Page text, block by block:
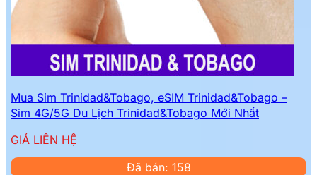
Mua Sim Trinidad&Tobago, eSIM Trinidad&Tobago –
Sim 4G/5G Du Lịch Trinidad&Tobago Mới Nhất
GIÁ LIÊN HỆ
Đã bán: 158